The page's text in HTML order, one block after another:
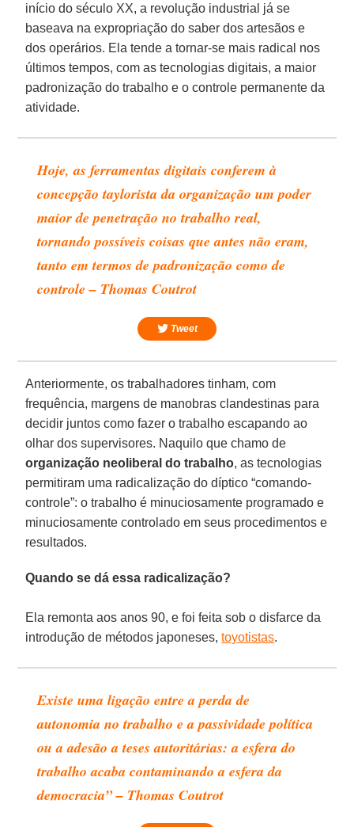
início do século XX, a revolução industrial já se
baseava na expropriação do saber dos artesãos e
dos operários. Ela tende a tornar-se mais radical nos
últimos tempos, com as tecnologias digitais, a maior
padronização do trabalho e o controle permanente da
atividade.
Hoje, as ferramentas digitais conferem à
concepção taylorista da organização um poder
maior de penetração no trabalho real,
tornando possíveis coisas que antes não eram,
tanto em termos de padronização como de
controle – Thomas Coutrot
Tweet
Anteriormente, os trabalhadores tinham, com
frequência, margens de manobras clandestinas para
decidir juntos como fazer o trabalho escapando ao
olhar dos supervisores. Naquilo que chamo de
organização neoliberal do trabalho, as tecnologias
permitiram uma radicalização do díptico “comando-
controle”: o trabalho é minuciosamente programado e
minuciosamente controlado em seus procedimentos e
resultados.
Quando se dá essa radicalização?
Ela remonta aos anos 90, e foi feita sob o disfarce da
introdução de métodos japoneses,toyotistas.
Existe uma ligação entre a perda de
autonomia no trabalho e a passividade política
ou a adesão a teses autoritárias: a esfera do
trabalho acaba contaminando a esfera da
democracia” – Thomas Coutrot